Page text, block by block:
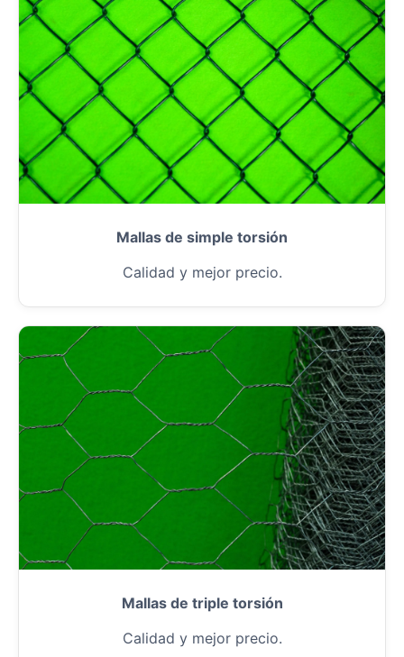
Mallas de simple torsión
Calidad y mejor precio.
Mallas de triple torsión
Calidad y mejor precio.